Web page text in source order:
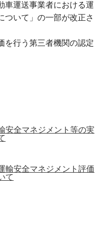
車運送事業者における運
ついて」の一部が改正さ
行う第三者機関の認定
安全マネジメント等の実
輸安全マネジメント評価
て